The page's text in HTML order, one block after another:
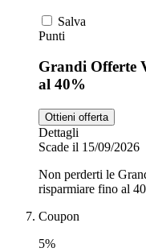
Salva
Punti
Grandi Offerte
al 40%
Ottieni offerta
Dettagli
Scade il 15/09/2026
Non perderti le
risparmiare fino al
Coupon
5%